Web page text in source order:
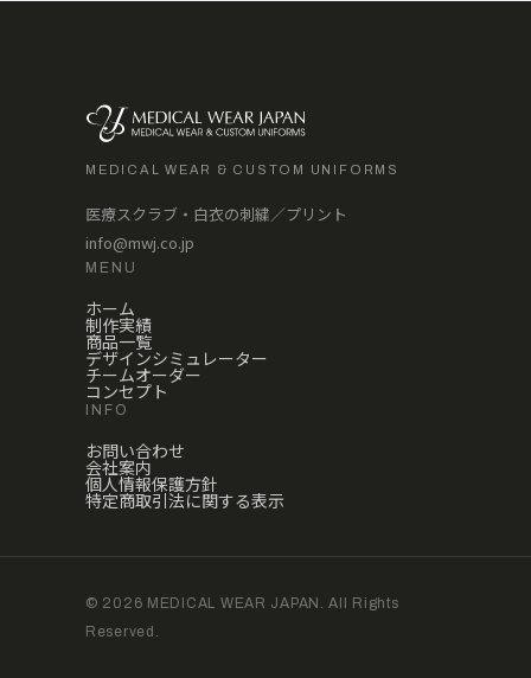
MEDICAL WEAR & CUSTOM UNIFORMS
医療スクラブ・白衣の刺繍／プリント
info@mwj.co.jp
MENU
ホーム
制作実績
商品一覧
デザインシミュレーター
チームオーダー
コンセプト
INFO
お問い合わせ
会社案内
個人情報保護方針
特定商取引法に関する表示
© 2026 MEDICAL WEAR JAPAN. All Rights
Reserved.